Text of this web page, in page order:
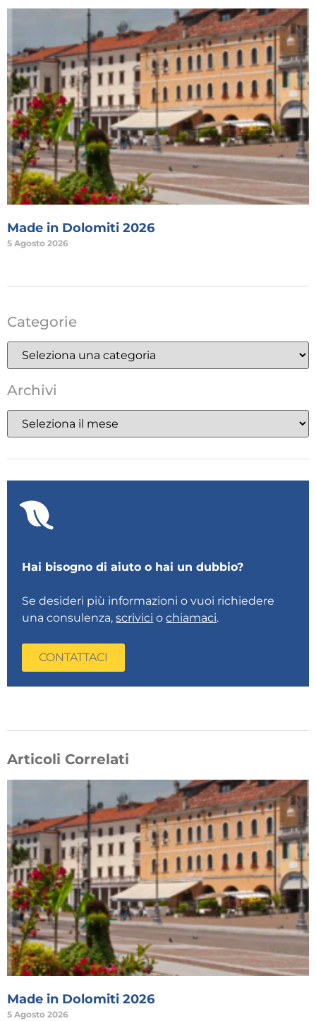
Made in Dolomiti 2026
5 Agosto 2026
Categorie
Archivi
Hai bisogno di aiuto o hai un dubbio?
Se desideri più informazioni o vuoi richiedere
una consulenza,scrivici ochiamaci.
CONTATTACI
Articoli Correlati
Made in Dolomiti 2026
5 Agosto 2026